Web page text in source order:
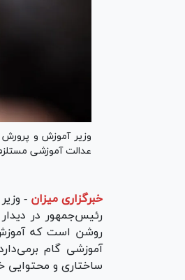
وزیر آموزش و
عدالت آموزشی
خبرگزاری میزان -
رئیس‌جمهور در
روشن است که
آموزشی گام
ساختاری و محتوایی